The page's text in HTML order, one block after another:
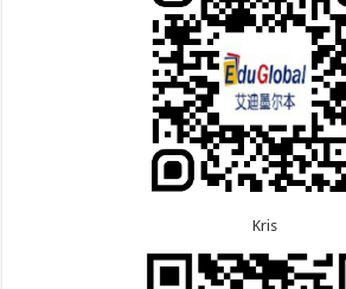
8.3恭喜黑龙江的刘女士864父母签证顺利下签！
8.3恭喜天津的陈同学和妈妈590+500学生签证顺利
7.7恭喜北京的王先生和孩子600旅游签证顺利下签，
Kris